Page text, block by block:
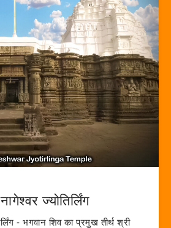
ज्योतिर्लिंग
- भगवान शिव का प्रमुख तीर्थ श्री